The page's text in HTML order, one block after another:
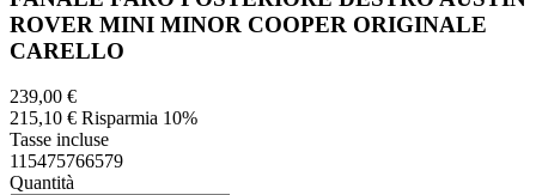
ROVER MINI MINOR COOPER ORIGINALE
CARELLO
239,00 €
215,10 € Risparmia 10%
Tasse incluse
115475766579
Quantità